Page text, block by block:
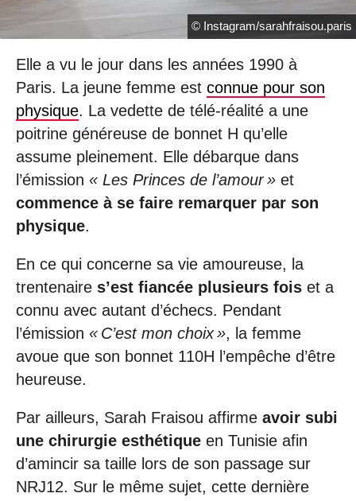
© Instagram/sarahfraisou.paris
Elle a vu le jour dans les années 1990 à
Paris. La jeune femme est connue pour son
physique. La vedette de télé-réalité a une
poitrine généreuse de bonnet H qu’elle
assume pleinement. Elle débarque dans
l’émission « Les Princes de l’amour » et
commence à se faire remarquer par son
physique.
En ce qui concerne sa vie amoureuse, la
trentenaire s’est fiancée plusieurs fois et a
connu avec autant d’échecs. Pendant
l’émission « C’est mon choix », la femme
avoue que son bonnet 110H l’empêche d’être
heureuse.
Par ailleurs, Sarah Fraisou affirme avoir subi
une chirurgie esthétique en Tunisie afin
d’amincir sa taille lors de son passage sur
NRJ12. Sur le même sujet, cette dernière